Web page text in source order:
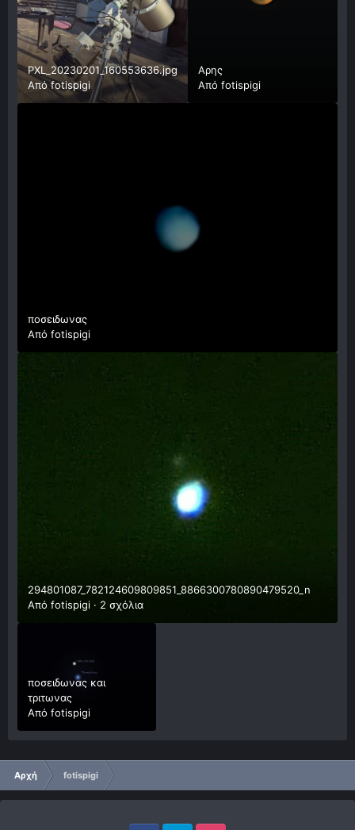
PXL_20230201_160553636.jpg
Απόfotispigi
Αρης
Από fotispigi
ποσειδωνας
Από fotispigi
294801087_782124609809851_8866300780890479520_n
Από fotispigi · 2 σχόλια
ποσειδωνας και
τριτωνας
Από fotispigi
Αρχή fotispigi